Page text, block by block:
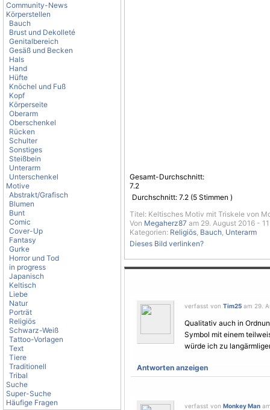
Community-News
Körperstellen
Bauch
Brust und Dekolleté
Genitalbereich
Gesäß und Becken
Hals
Hand
Hüfte
Knöchel und Fuß
Kopf
Körperseite
Oberarm
Oberschenkel
Rücken
Schulter
Sonstiges
Steißbein
Unterarm
Unterschenkel
Motive
Abstrakt/Grafisch
Blumen
Bunt
Comic
Cover-Up
Fantasy
Gurke
Horror und Tod
in progress
Japanisch
Keltisch
Liebe
Natur
Porträt
Religiös
Schwarz-Weiß
Tattoo-Vorlagen
Text
Tiere
Traditionell
Tribal
Suche
Super-Suche
Häufige Fragen
Gesamt-Durchschnitt:
7.2
Durchschnitt: 7.2 (5 Stimmen )
Titel: Keltisches Motiv mit Triskele von
Von Megaherz87 am 29. August 2016 -
Kategorien: Religiös, Bauch, Unterarm
Dieses Bild verlinken?
verfasst von Tim25 am 29.
Qualitativ auch in
Symbol mit einem
würde ich zu
Antworten anzeigen
verfasst von Monkey Man